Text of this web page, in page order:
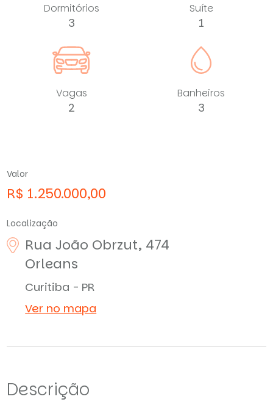
Dormitórios
3
Suíte
1
Vagas
2
Banheiros
3
Valor
R$ 1.250.000,00
Localização
Rua João Obrzut, 474
Orleans
Curitiba - PR
Ver no mapa
Descrição